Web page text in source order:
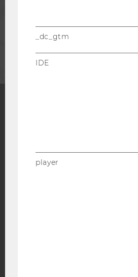
UNTERNEHMEN
_dc_gtm
IDE
player